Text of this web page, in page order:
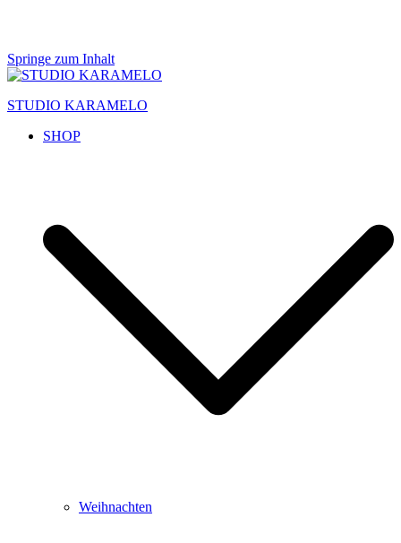
Springe zum Inhalt
STUDIO KARAMELO
SHOP
Weihnachten